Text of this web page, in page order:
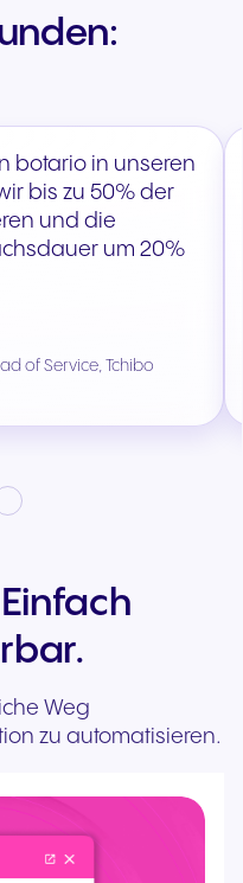
botario in unseren
bis zu 50% der
und die
um 20%
of Service, Tchibo
Weg
zu automatisieren.